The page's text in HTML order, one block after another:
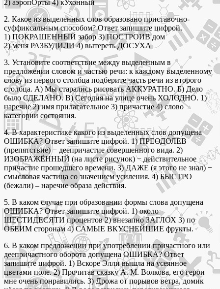
2) аэропОрты 4) кУхонный
2. Какое из выделенных слов образовано приставочно-
суффиксальным способом? Ответ запишите цифрой.
1) ПОКРАШЕННЫЙ забор 3) ПОСТРОИВ дом
2) меня РАЗБУДИЛИ 4) вытереть ДОСУХА
3. Установите соответствие между выделенным в
предложении словом и частью речи: к каждому выделенному
слову из первого столбца подберите часть речи из второго
столбца. А) Мы старались рисовать АККУРАТНО. Б) Дело
было СДЕЛАНО. В) Сегодня на улице очень ХОЛОДНО. 1)
наречие 2) имя прилагательное 3) причастие 4) слово
категории состояния.
4. В характеристике какого из выделенных слов допущена
ОШИБКА? Ответ запишите цифрой. 1) ПРЕОДОЛЕВ
(препятствие) − деепричастие совершенного вида. 2)
ИЗОБРАЖЁННЫЙ (на листе рисунок) − действительное
причастие прошедшего времени. 3) ДАЖЕ (я этого не знал) −
смысловая частица со значением усиления. 4) БЫСТРО
(бежали) – наречие образа действия.
5. В каком случае при образовании формы слова допущена
ОШИБКА? Ответ запишите цифрой. 1) около
ШЕСТИДЕСЯТИ процентов 2) внезапно ЗАГЛОХ 3) по
ОБЕИМ сторонам 4) САМЫЕ ВКУСНЕЙШИЕ фрукты.
6. В каком предложении при употреблении причастного или
деепричастного оборота допущена ОШИБКА? Ответ
запишите цифрой. 1) Вскоре Элли вышла на усеянное
цветами поле. 2) Прочитав сказку А. М. Волкова, его герои
мне очень понравились. 3) Дрожа от порывов ветра, домик